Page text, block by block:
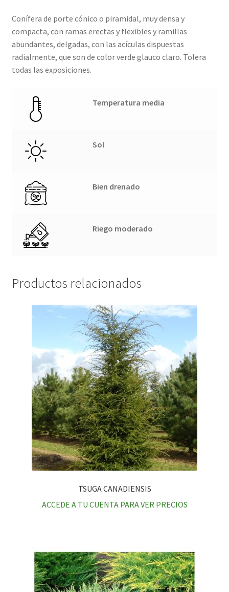
Conífera de porte cónico o piramidal, muy densa y
compacta, con ramas erectas y flexibles y ramillas
abundantes, delgadas, con las acículas dispuestas
radialmente, que son de color verde glauco claro. Tolera
todas las exposiciones.
Temperatura media
Sol
Bien drenado
Riego moderado
Productos relacionados
TSUGA CANADIENSIS
ACCEDE A TU CUENTA PARA VER PRECIOS